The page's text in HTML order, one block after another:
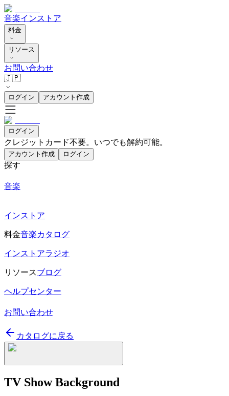
音楽インストア
料金
リソース
お問い合わせ
🇯🇵
ログイン アカウント作成
ログイン
クレジットカード不要。いつでも解約可能。
アカウント作成 ログイン
探す
音楽
インストア
料金音楽カタログ
インストアラジオ
リソースブログ
ヘルプセンター
お問い合わせ
カタログに戻る
TV Show Background